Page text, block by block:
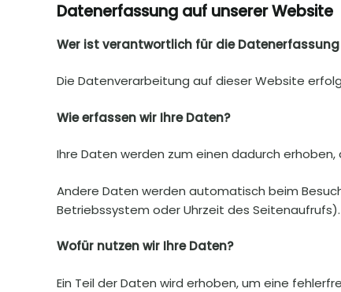
Datenerfassung auf unserer Website
Wer ist verantwortlich für die
Die Datenverarbeitung auf dieser Website
Wie erfassen wir Ihre Daten?
Ihre Daten werden zum einen dadurch
Andere Daten werden automatisch beim
Betriebssystem oder Uhrzeit des
Wofür nutzen wir Ihre Daten?
Ein Teil der Daten wird erhoben, um eine